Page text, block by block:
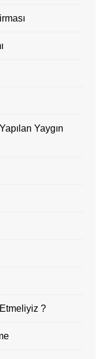
Yaygın
?